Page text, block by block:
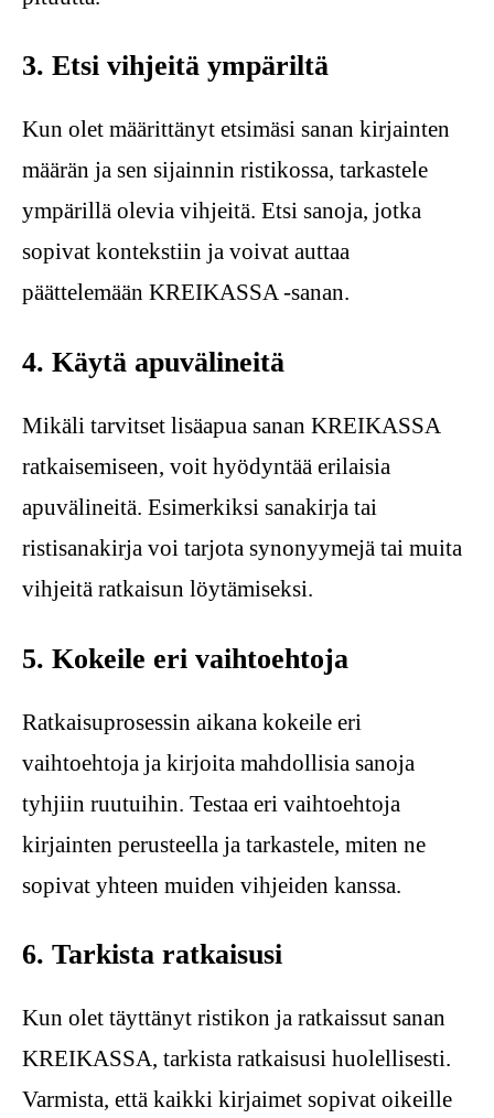
3. Etsi vihjeitä ympäriltä
Kun olet määrittänyt etsimäsi sanan kirjainten
määrän ja sen sijainnin ristikossa, tarkastele
ympärillä olevia vihjeitä. Etsi sanoja, jotka
sopivat kontekstiin ja voivat auttaa
päättelemään KREIKASSA -sanan.
4. Käytä apuvälineitä
Mikäli tarvitset lisäapua sanan KREIKASSA
ratkaisemiseen, voit hyödyntää erilaisia
apuvälineitä. Esimerkiksi sanakirja tai
ristisanakirja voi tarjota synonyymejä tai muita
vihjeitä ratkaisun löytämiseksi.
5. Kokeile eri vaihtoehtoja
Ratkaisuprosessin aikana kokeile eri
vaihtoehtoja ja kirjoita mahdollisia sanoja
tyhjiin ruutuihin. Testaa eri vaihtoehtoja
kirjainten perusteella ja tarkastele, miten ne
sopivat yhteen muiden vihjeiden kanssa.
6. Tarkista ratkaisusi
Kun olet täyttänyt ristikon ja ratkaissut sanan
KREIKASSA, tarkista ratkaisusi huolellisesti.
Varmista, että kaikki kirjaimet sopivat oikeille